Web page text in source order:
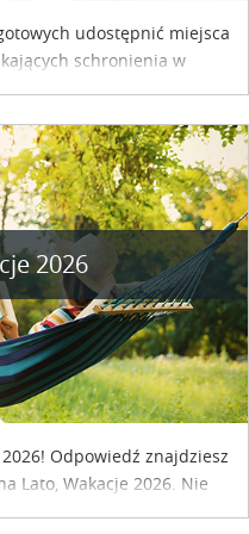
udostępnić miejsca
schronienia w
2026
Odpowiedź znajdziesz
Lato, Wakacje 2026. Nie